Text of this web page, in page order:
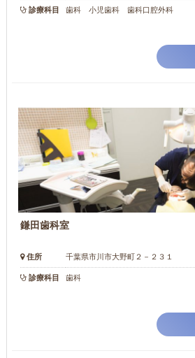
診療科目 歯科 小児歯科 歯科口腔外科
鎌田歯科室
住所 千葉県市川市大野町２－２３１
診療科目 歯科